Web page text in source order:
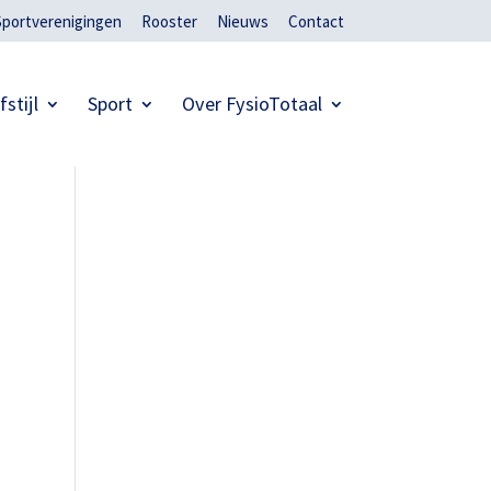
Rooster Nieuws Contact
Sport Over FysioTotaal